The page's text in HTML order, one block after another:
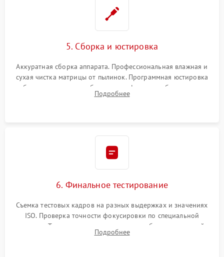
5. Сборка и юстировка
Аккуратная сборка аппарата. Профессиональная влажная и
сухая чистка матрицы от пылинок. Программная юстировка
рабочего отрезка, калибровка автофокуса, стабилизатора и
экспозамера с помощью сервисного ПО.
Подробнее
6. Финальное тестирование
Съемка тестовых кадров на разных выдержках и значениях
ISO. Проверка точности фокусировки по специальной
мишени. Тест записи на карту памяти, работы встроенной
вспышки, микрофона и всех кнопок управления.
Подробнее